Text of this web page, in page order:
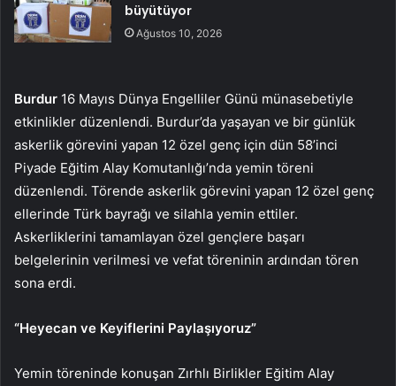
büyütüyor
Ağustos 10, 2026
Burdur 16 Mayıs Dünya Engelliler Günü münasebetiyle
etkinlikler düzenlendi. Burdur’da yaşayan ve bir günlük
askerlik görevini yapan 12 özel genç için dün 58’inci
Piyade Eğitim Alay Komutanlığı’nda yemin töreni
düzenlendi. Törende askerlik görevini yapan 12 özel genç
ellerinde Türk bayrağı ve silahla yemin ettiler.
Askerliklerini tamamlayan özel gençlere başarı
belgelerinin verilmesi ve vefat töreninin ardından tören
sona erdi.
“Heyecan ve Keyiflerini Paylaşıyoruz”
Yemin töreninde konuşan Zırhlı Birlikler Eğitim Alay